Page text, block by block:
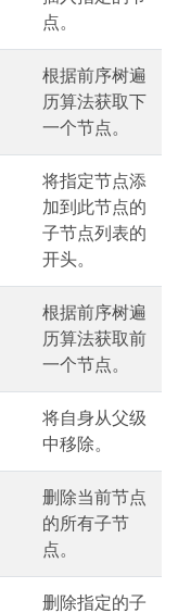
点。
根据前序树遍
历算法获取下
一个节点。
将指定节点添
加到此节点的
子节点列表的
开头。
根据前序树遍
历算法获取前
一个节点。
将自身从父级
中移除。
删除当前节点
的所有子节
点。
删除指定的子